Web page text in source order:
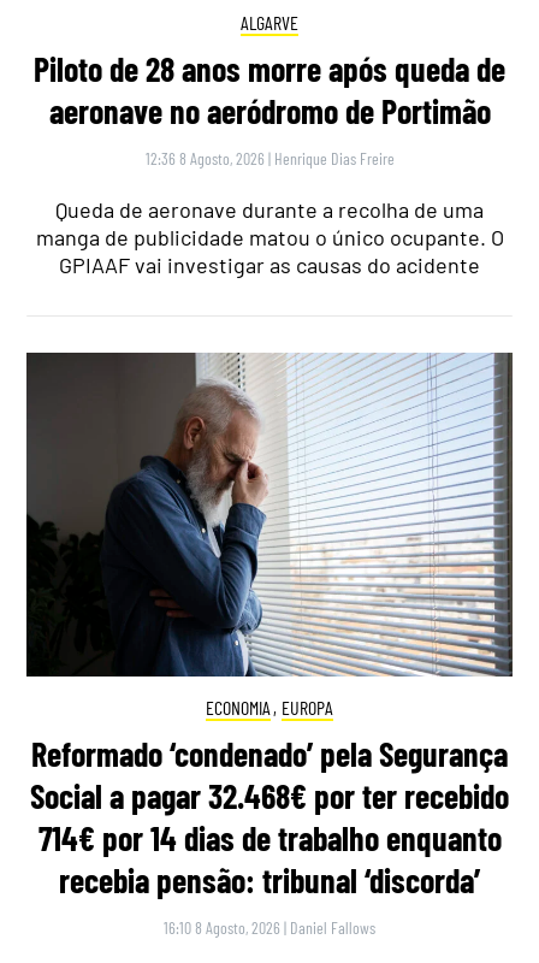
ALGARVE
Piloto de 28 anos morre após queda de
aeronave no aeródromo de Portimão
12:36 8 Agosto, 2026 | Henrique Dias Freire
Queda de aeronave durante a recolha de uma
manga de publicidade matou o único ocupante. O
GPIAAF vai investigar as causas do acidente
ECONOMIA , EUROPA
Reformado ‘condenado’ pela Segurança
Social a pagar 32.468€ por ter recebido
714€ por 14 dias de trabalho enquanto
recebia pensão: tribunal ‘discorda’
16:10 8 Agosto, 2026 | Daniel Fallows